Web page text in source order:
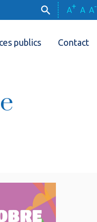
A+ A A-
publics Contact